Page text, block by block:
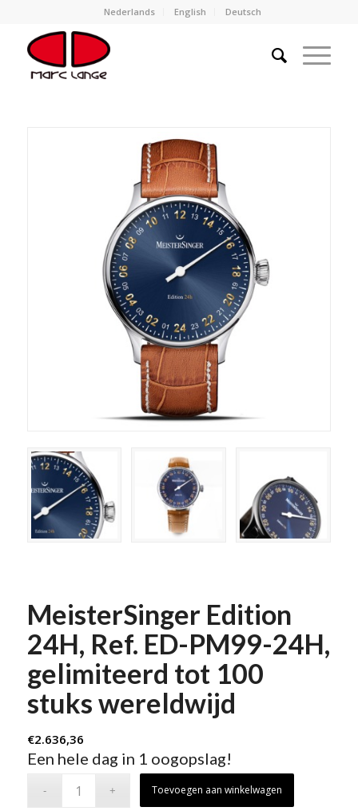
Nederlands English Deutsch
MeisterSinger Edition
24H, Ref. ED-PM99-24H,
gelimiteerd tot 100
stuks wereldwijd
€2.636,36
Een hele dag in 1 oogopslag!
Toevoegen aan winkelwagen